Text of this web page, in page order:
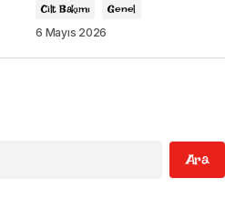
Cilt Bakımı Genel
6 Mayıs 2026
Ara